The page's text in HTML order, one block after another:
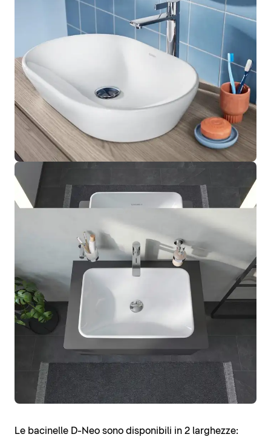
Le bacinelle D-Neo sono disponibili in 2 larghezze: